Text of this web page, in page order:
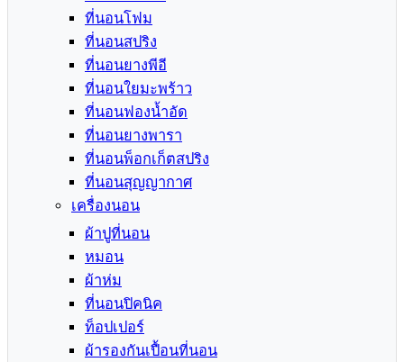
ที่นอนโฟม
ที่นอนสปริง
ที่นอนยางพีอี
ที่นอนใยมะพร้าว
ที่นอนฟองน้ำอัด
ที่นอนยางพารา
ที่นอนพ็อกเก็ตสปริง
ที่นอนสุญญากาศ
เครื่องนอน
ผ้าปูที่นอน
หมอน
ผ้าห่ม
ที่นอนปิคนิค
ท็อปเปอร์
ผ้ารองกันเปื้อนที่นอน